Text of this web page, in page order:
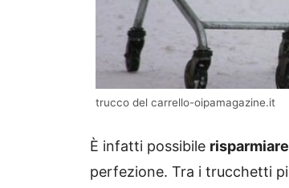
trucco del carrello-oipamagazine.it
È infatti possibile
perfezione. Tra i trucchetti